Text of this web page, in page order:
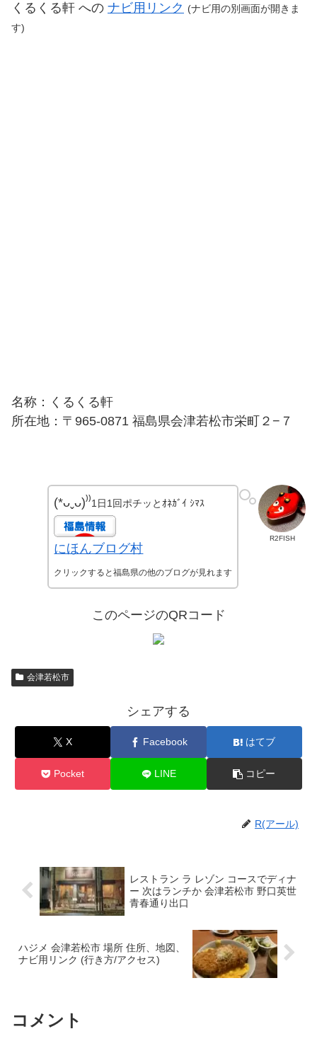
くるくる軒 への ナビ用リンク (ナビ用の別画面が開きま
す)
名称：くるくる軒
所在地：〒965-0871 福島県会津若松市栄町２−７
R2FISH
(*ᴗˬᴗ)⁾⁾1日1回ポチッとｵﾈｶﾞｲ ｼﾏｽ
にほんブログ村
クリックすると福島県の他のブログが見れます
このページのQRコード
会津若松市
シェアする
X Facebook はてブ
Pocket LINE コピー
R(アール)
レストラン ラ レゾン コースでディナ
ー 次はランチか 会津若松市 野口英世
青春通り出口
ハジメ 会津若松市 場所 住所、地図、
ナビ用リンク (行き方/アクセス)
コメント